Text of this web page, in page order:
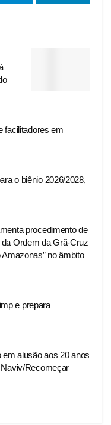
facilitadores em
o biênio 2026/2028,
procedimento de
Ordem da Grã-Cruz
no âmbito
e prepara
alusão aos 20 anos
Recomeçar